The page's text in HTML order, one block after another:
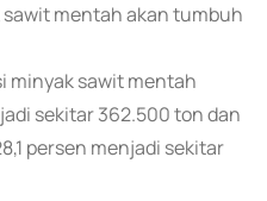
mentah akan tumbuh
minyak sawit mentah
sekitar 362.500 ton dan
persen menjadi sekitar